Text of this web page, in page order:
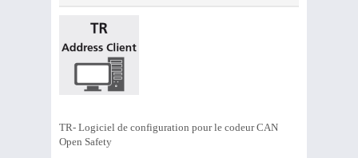
TR- Logiciel de configuration pour le codeur CAN
Open Safety